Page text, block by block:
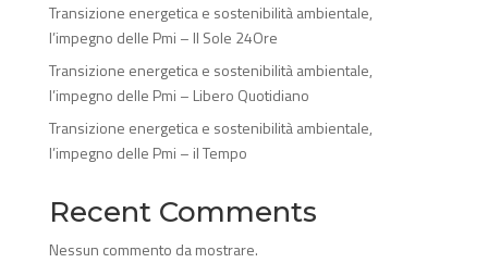
Transizione energetica e sostenibilità ambientale,
l’impegno delle Pmi – Il Sole 24Ore
Transizione energetica e sostenibilità ambientale,
l’impegno delle Pmi – Libero Quotidiano
Transizione energetica e sostenibilità ambientale,
l’impegno delle Pmi – il Tempo
Recent Comments
Nessun commento da mostrare.